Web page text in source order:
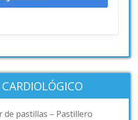
de pastillas – Pastillero